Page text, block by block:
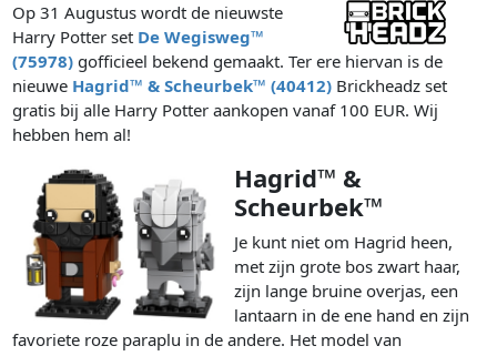
Op 31 Augustus wordt de nieuwste
Harry Potter set De Wegisweg™
(75978) gofficieel bekend gemaakt. Ter ere hiervan is de
nieuwe Hagrid™ & Scheurbek™ (40412) Brickheadz set
gratis bij alle Harry Potter aankopen vanaf 100 EUR. Wij
hebben hem al!
Hagrid™ &
Scheurbek™
Je kunt niet om Hagrid heen,
met zijn grote bos zwart haar,
zijn lange bruine overjas, een
lantaarn in de ene hand en zijn
favoriete roze paraplu in de andere. Het model van